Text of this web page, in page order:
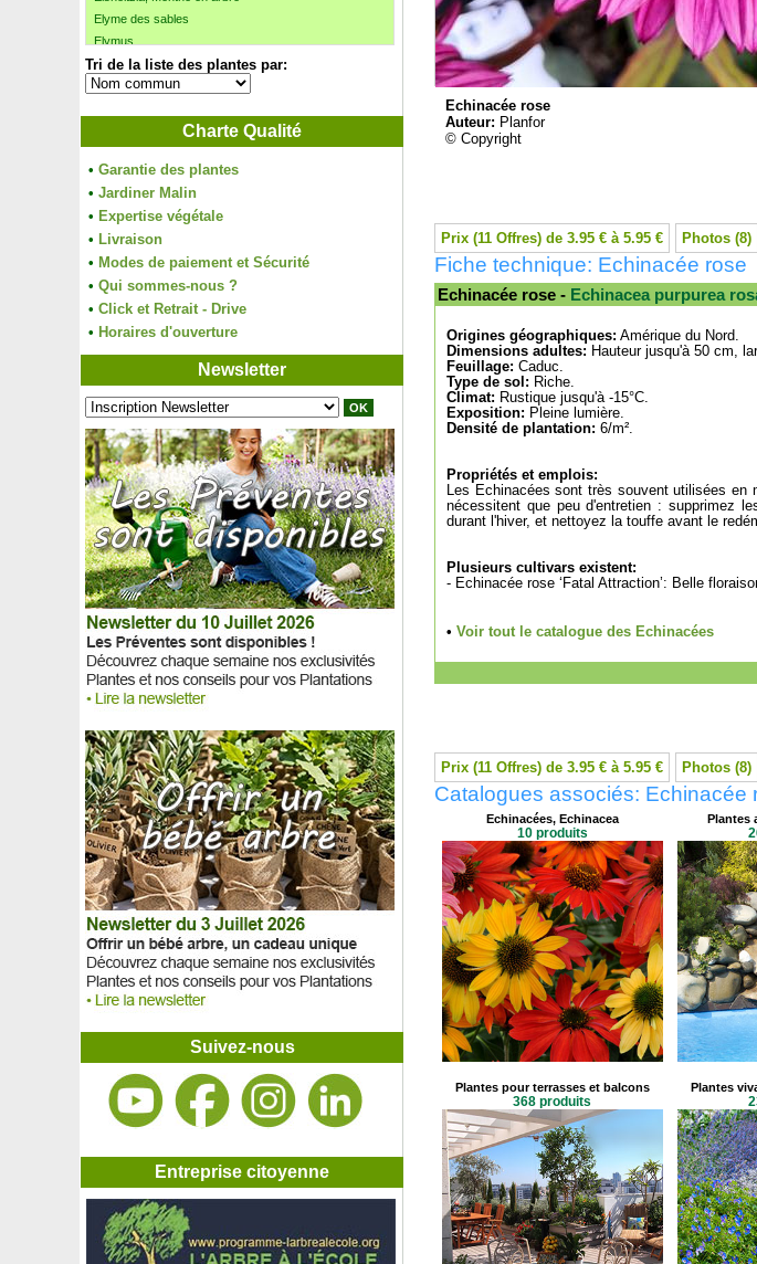
Elyme des sables
Elymus
Epicéa commun
Epicéa de Serbie
Epicéa du Colorado
Epicéa Glauca 'Conica'
Erable à feuilles d'obier
Erable argenté
Erable argenté 'Laciniatum Wieri'
Erable à sucre
Erable buergerianum
Erable champêtre
Erable champêtre panaché
Erable circiné
Erable de Montpellier
Erable du fleuve Amour, Erable de Mandchourie
Erable du Japon
Erable du japon 'Arakawa'
Erable du Japon 'Atropurpureum'
Erable du Japon 'Bloodgood'
Erable du Japon 'Butterfly'
Erable du japon 'Deshojo'
Erable du Japon 'Dissectum garnet'
Erable du Japon 'Dissectum viridis'
Erable du Japon 'Koto no ito'
Erable du Japon 'Orange Dream'
Erable du Japon 'Ornatum'
Erable du Japon 'Osakazuki'
Erable du père David
Erable griseum, Erable cannelle
Erable plane
Erable rouge
Erable sycomore
Erigeron rose, Vergerette glauque
Eriostème à feuilles de Myoporum, Philotheca
Érythrine crête de coq
Escallonia 'Iveyi'
Escallonia macrantha Rose
Escallonia macrantha rouge
Escallonia organiensis Aureovariegata
Estragon
Eucalyptus à petites feuilles
Eucalyptus des Neiges
Eucalyptus 'France Bleu'
Eucalyptus globuleux, Gommier bleu
Eucalyptus nitens, Gommier brillant
Euphorbe de Corse
Euphorbe 'Purpurea'
Exochorde
Exochorde 'The Bride'
Faux Noisetier parfumé
Faux-Pistachier, Patenôtrier
Tri de la liste des plantes par:
Charte Qualité
• Garantie des plantes
• Jardiner Malin
• Expertise végétale
• Livraison
• Modes de paiement et Sécurité
• Qui sommes-nous ?
• Click et Retrait - Drive
• Horaires d'ouverture
Newsletter
Suivez-nous
Entreprise citoyenne
Echinacée rose
Auteur: Planfor
© Copyright
Prix (11 Offres) de 3.95 € à 5.95 € Photos (8)
Fiche technique: Echinacée rose
Echinacée rose - Echinacea purpurea
Origines géographiques: Amérique du Nord.
Dimensions adultes: Hauteur jusqu'à 50 cm,
Feuillage: Caduc.
Type de sol: Riche.
Climat: Rustique jusqu'à -15°C.
Exposition: Pleine lumière.
Densité de plantation: 6/m².
Propriétés et emplois:
Les Echinacées sont très souvent utilisées en
nécessitent que peu d'entretien : supprimez
durant l'hiver, et nettoyez la touffe avant le
Plusieurs cultivars existent:
- Echinacée rose ‘Fatal Attraction’: Belle
• Voir tout le catalogue des Echinacées
Prix (11 Offres) de 3.95 € à 5.95 € Photos (8)
Catalogues associés: Echinacée
Echinacées, Echinacea
10 produits
Plantes
Plantes pour terrasses et balcons
368 produits
Plantes